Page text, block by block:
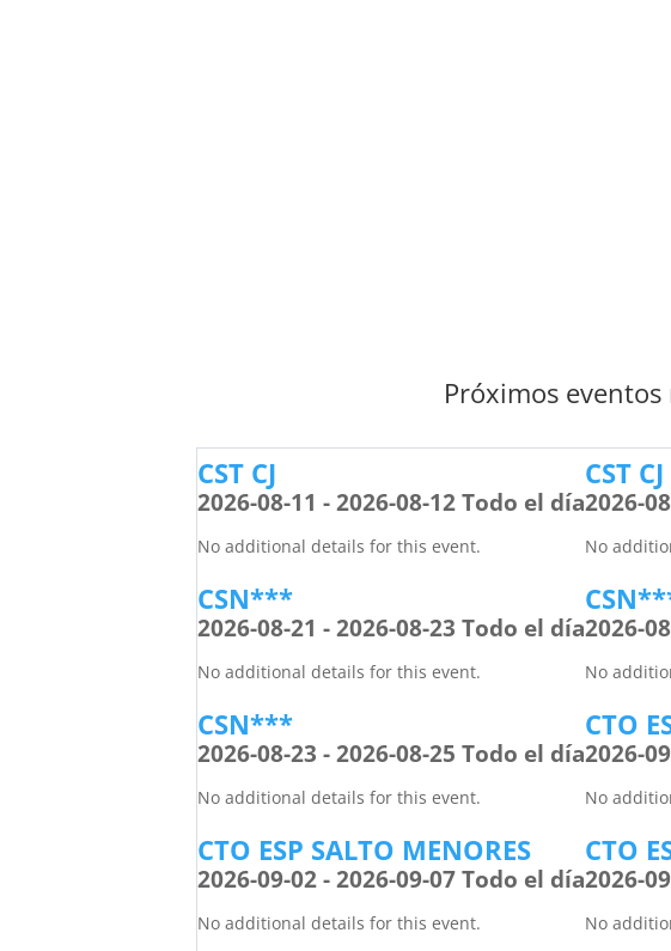
Próximos
CST CJ
2026-08-11 - 2026-08-12 Todo el día
No additional details for this event.
CST CJ
2026-
No
CSN***
2026-08-21 - 2026-08-23 Todo el día
No additional details for this event.
2026-
No
CSN***
2026-08-23 - 2026-08-25 Todo el día
No additional details for this event.
CTO
2026-
No
CTO ESP SALTO MENORES
2026-09-02 - 2026-09-07 Todo el día
No additional details for this event.
CTO
2026-
No